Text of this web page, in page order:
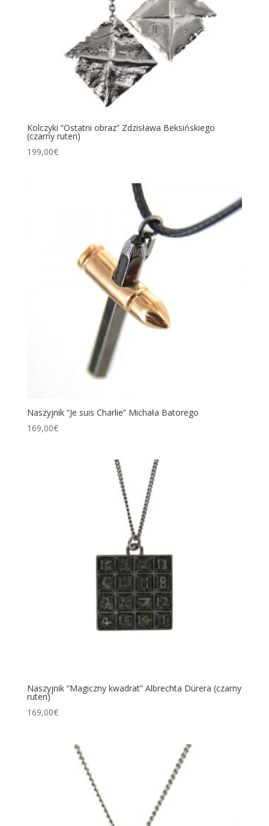
Kolczyki “Ostatni obraz” Zdzisława Beksińskiego
(czarny ruten)
199,00€
Naszyjnik “Je suis Charlie” Michała Batorego
169,00€
Naszyjnik “Magiczny kwadrat” Albrechta Dürera (czarny
ruten)
169,00€